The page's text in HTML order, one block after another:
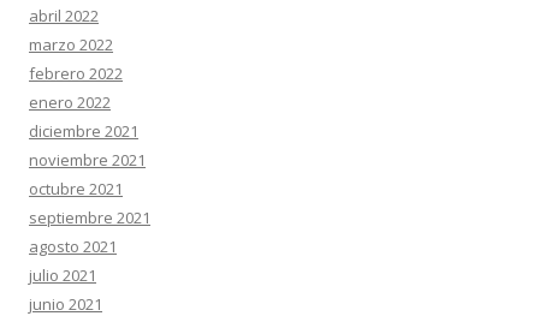
abril 2022
marzo 2022
febrero 2022
enero 2022
diciembre 2021
noviembre 2021
octubre 2021
septiembre 2021
agosto 2021
julio 2021
junio 2021